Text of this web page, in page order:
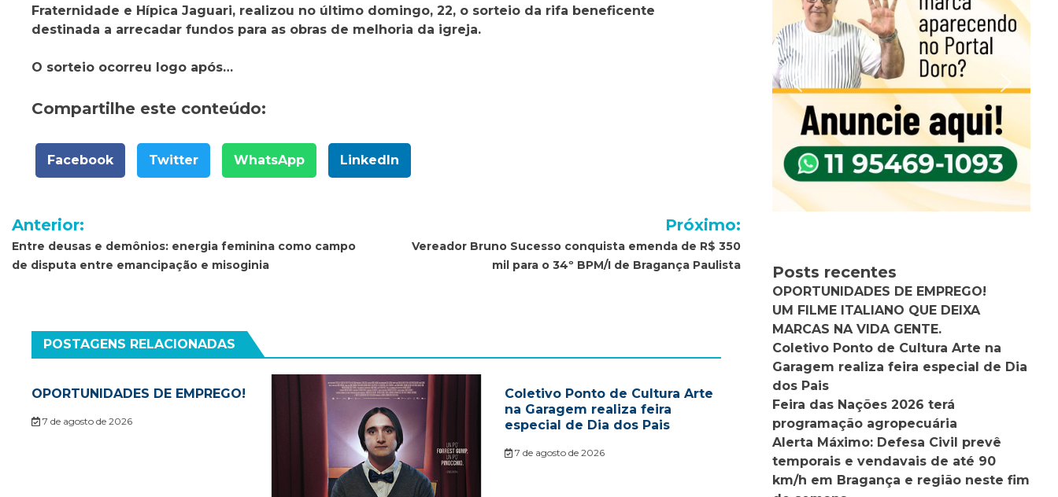
Fraternidade e Hípica Jaguari, realizou no último domingo, 22, o sorteio da rifa beneficente
destinada a arrecadar fundos para as obras de melhoria da igreja.
O sorteio ocorreu logo após…
Compartilhe este conteúdo:
Facebook Twitter WhatsApp LinkedIn
Navegação
de
Post
Anterior:
Entre deusas e demônios: energia feminina como campo
de disputa entre emancipação e misoginia
Próximo:
Vereador Bruno Sucesso conquista emenda de R$ 350
mil para o 34º BPM/I de Bragança Paulista
POSTAGENS RELACIONADAS
OPORTUNIDADES DE EMPREGO!
7 de agosto de 2026
Coletivo Ponto de Cultura Arte
na Garagem realiza feira
especial de Dia dos Pais
7 de agosto de 2026
Posts recentes
OPORTUNIDADES DE EMPREGO!
UM FILME ITALIANO QUE DEIXA
MARCAS NA VIDA GENTE.
Coletivo Ponto de Cultura Arte na
Garagem realiza feira especial de Dia
dos Pais
Feira das Nações 2026 terá
programação agropecuária
Alerta Máximo: Defesa Civil prevê
temporais e vendavais de até 90
km/h em Bragança e região neste fim